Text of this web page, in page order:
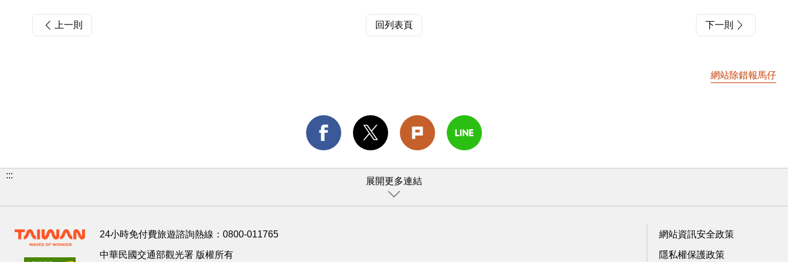
上一則 回列表頁 下一則
網站除錯報馬仔
:::
展開更多連結
24小時免付費旅遊諮詢熱線： 0800-011765
中華民國交通部觀光署 版權所有
網站資訊安全政策
隱私權保護政策